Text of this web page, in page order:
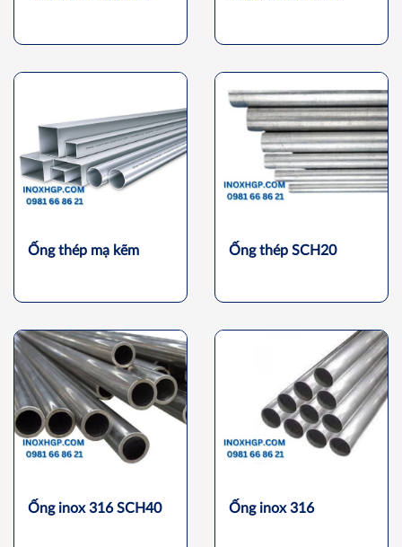
Ống thép mạ kẽm Ống thép SCH20
Ống inox 316 SCH40 Ống inox 316